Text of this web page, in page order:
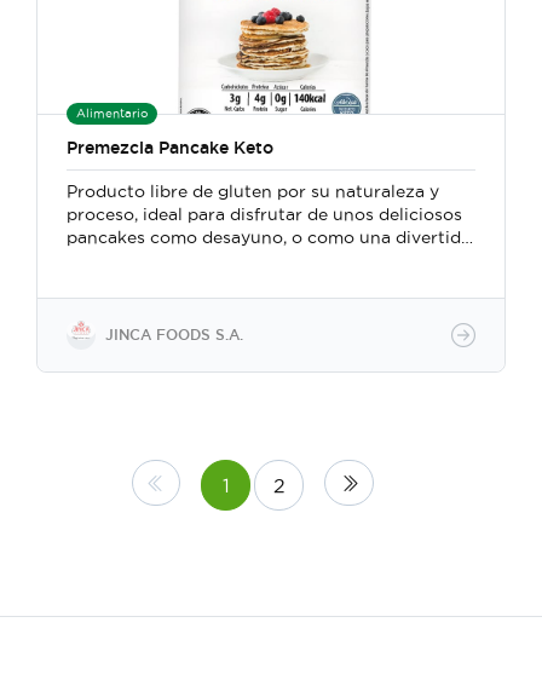
Alimentario
Premezcla Pancake Keto
Producto libre de gluten por su naturaleza y
proceso, ideal para disfrutar de unos deliciosos
pancakes como desayuno, o como una divertida
JINCA FOODS S.A.
1 2